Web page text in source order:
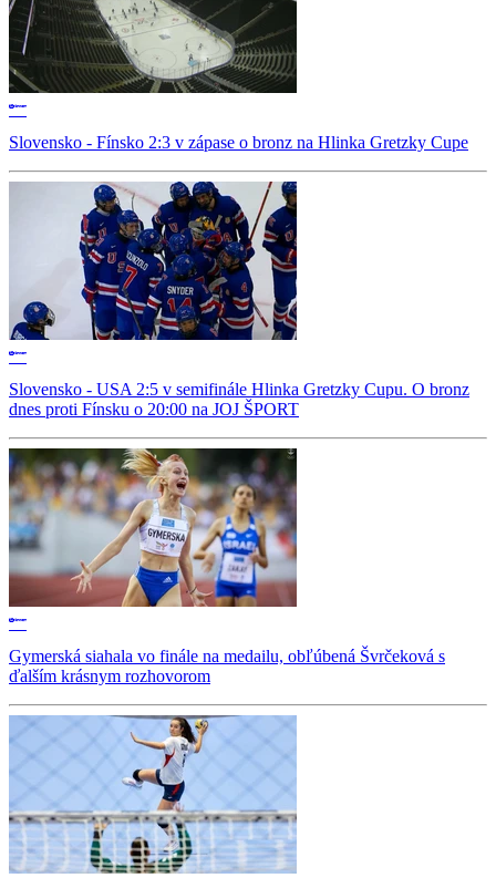
Slovensko - Fínsko 2:3 v zápase o bronz na Hlinka Gretzky Cupe
Slovensko - USA 2:5 v semifinále Hlinka Gretzky Cupu. O bronz
dnes proti Fínsku o 20:00 na JOJ ŠPORT
Gymerská siahala vo finále na medailu, obľúbená Švrčeková s
ďalším krásnym rozhovorom